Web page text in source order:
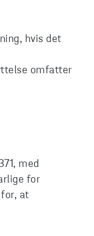
hvis det
omfatter
med
for
at